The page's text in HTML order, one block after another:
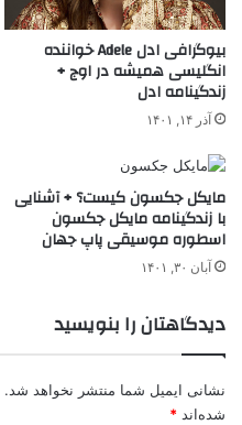
بیوگرافی ادل Adele خواننده
انگلیسی همیشه در اوج +
زندگینامه ادل
آذر ۱۴, ۱۴۰۱
مایکل جکسون کیست؟ + آشنایی
با زندگینامه مایکل جکسون
اسطوره موسیقی پاپ جهان
آبان ۳۰, ۱۴۰۱
دیدگاهتان را بنویسید
نشانی ایمیل شما منتشر نخواهد شد.
شده‌اند *